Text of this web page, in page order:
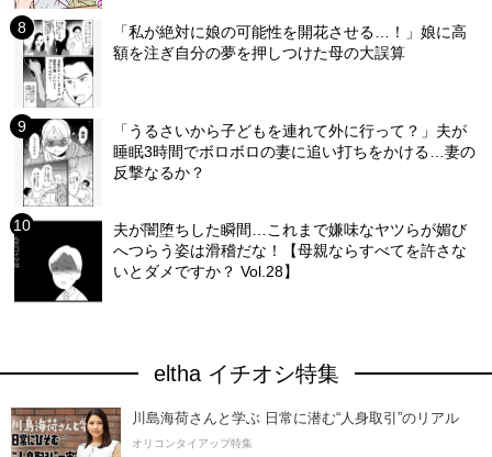
「私が絶対に娘の可能性を開花させる…！」娘に高
額を注ぎ自分の夢を押しつけた母の大誤算
「うるさいから子どもを連れて外に行って？」夫が
睡眠3時間でボロボロの妻に追い打ちをかける…妻の
反撃なるか？
夫が闇堕ちした瞬間…これまで嫌味なヤツらが媚び
へつらう姿は滑稽だな！【母親ならすべてを許さな
いとダメですか？ Vol.28】
eltha イチオシ特集
川島海荷さんと学ぶ 日常に潜む“人身取引”のリアル
オリコンタイアップ特集